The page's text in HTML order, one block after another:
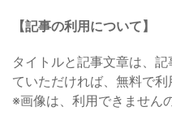
【記事の利用について】
タイトルと記事文章は、
ていただければ、無料で利
※画像は、利用できません